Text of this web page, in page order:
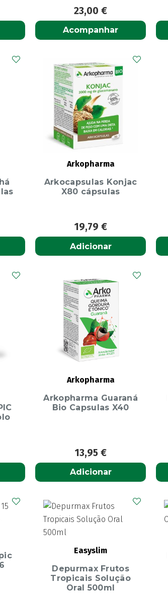
23,00€
Acompanhar
Arkopharma
Arkocapsulas Konjac
X80 cápsulas
19,79 €
Adicionar
Arkopharma
Arkopharma Guaraná
Bio Capsulas X40
13,95 €
Adicionar
Easyslim
Depurmax Frutos
Tropicais Solução
Oral 500ml